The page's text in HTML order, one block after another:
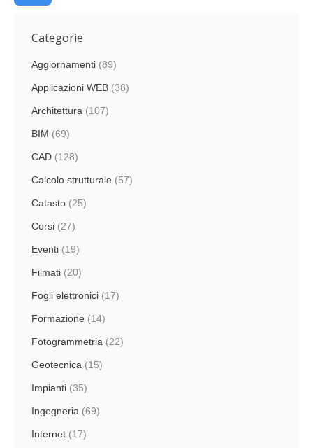
Categorie
Aggiornamenti (89)
Applicazioni WEB (38)
Architettura (107)
BIM (69)
CAD (128)
Calcolo strutturale (57)
Catasto (25)
Corsi (27)
Eventi (19)
Filmati (20)
Fogli elettronici (17)
Formazione (14)
Fotogrammetria (22)
Geotecnica (15)
Impianti (35)
Ingegneria (69)
Internet (17)